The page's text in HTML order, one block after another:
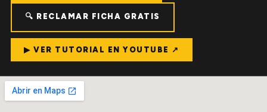
🔍 RECLAMAR FICHA GRATIS
▶ VER TUTORIAL EN YOUTUBE ↗